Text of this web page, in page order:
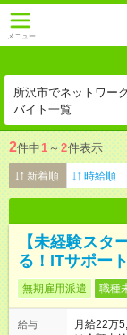
メニュー
所沢市でネットワー
バイト一覧
2件中1 ～ 2件表示
新着順 時給順
【未経験スタ
る！ITサポー
無期雇用派遣 職種
給与
月給22万